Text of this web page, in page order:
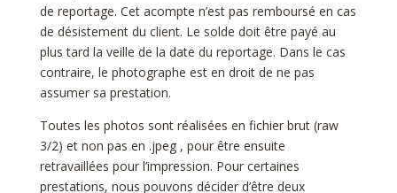
de reportage. Cet acompte n’est pas remboursé en cas
de désistement du client. Le solde doit être payé au
plus tard la veille de la date du reportage. Dans le cas
contraire, le photographe est en droit de ne pas
assumer sa prestation.
Toutes les photos sont réalisées en fichier brut (raw
3/2) et non pas en .jpeg , pour être ensuite
retravaillées pour l’impression. Pour certaines
prestations, nous pouvons décider d’être deux